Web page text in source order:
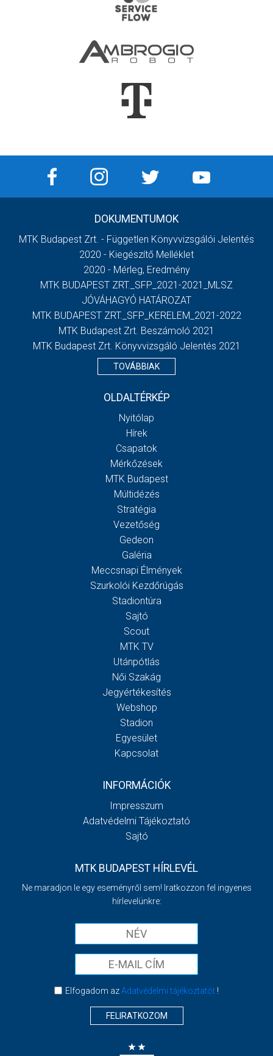
DOKUMENTUMOK
MTK Budapest Zrt. - Független Könyvvizsgálói Jelentés
2020 - Kiegészítő Melléklet
2020 - Mérleg, Eredmény
MTK BUDAPEST ZRT._SFP_2021-2021_MLSZ
JÓVÁHAGYÓ HATÁROZAT
MTK BUDAPEST ZRT._SFP_KERELEM_2021-2022
MTK Budapest Zrt. Beszámoló 2021
MTK Budapest Zrt. Könyvvizsgáló Jelentés 2021
TOVÁBBIAK
OLDALTÉRKÉP
Nyitólap
Hírek
Csapatok
Mérkőzések
MTK Budapest
Múltidézés
Stratégia
Vezetőség
Gedeon
Galéria
Meccsnapi Élmények
Szurkolói Kezdőrúgás
Stadiontúra
Sajtó
Scout
MTK TV
Utánpótlás
Női Szakág
Jegyértékesítés
Webshop
Stadion
Egyesület
Kapcsolat
INFORMÁCIÓK
Impresszum
Adatvédelmi Tájékoztató
Sajtó
MTK BUDAPEST HÍRLEVÉL
Ne maradjon le egy eseményről sem! Iratkozzon fel ingyenes
hírlevelünkre:
Elfogadom azAdatvédelmi tájékoztatót!
FELIRATKOZOM